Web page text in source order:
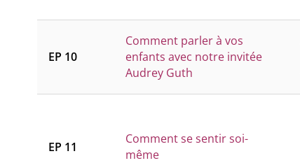
EP 10
Comment parler à vos
enfants avec notre invitée
Audrey Guth
EP 11
Comment se sentir soi-
même